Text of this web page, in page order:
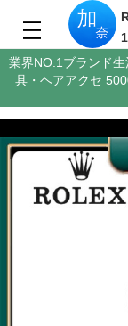
業界NO.1ブランド
具・ヘアアクセ